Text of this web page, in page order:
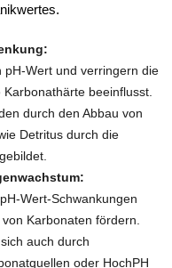
Wert und verringern die
beeinflusst.
durch den Abbau von
Detritus durch die
Wert-Schwankungen
Karbonaten fördern.
auch durch
oder HochPH